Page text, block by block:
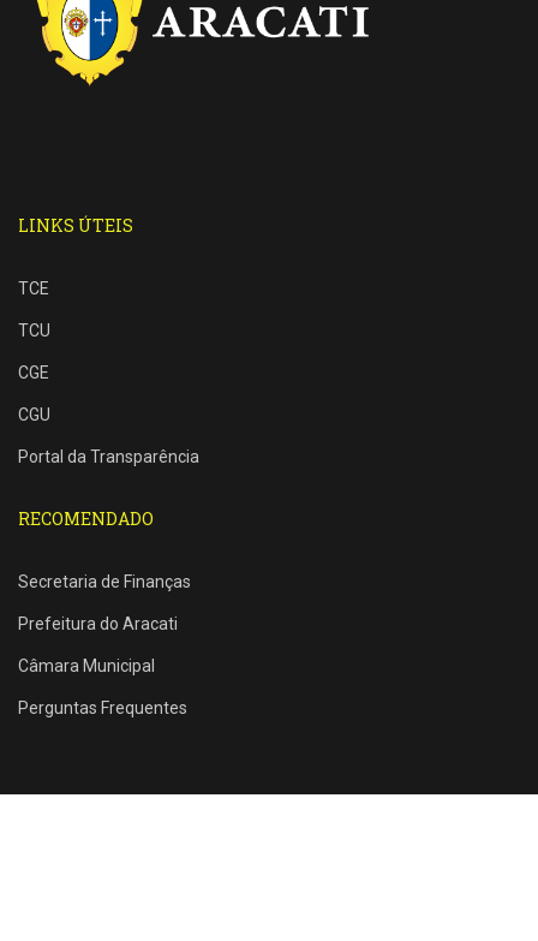
LINKS ÚTEIS
TCE
TCU
CGE
CGU
Portal da Transparência
RECOMENDADO
Secretaria de Finanças
Prefeitura do Aracati
Câmara Municipal
Perguntas Frequentes